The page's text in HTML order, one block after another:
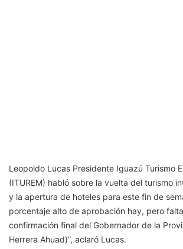
Leopoldo Lucas Presidente Iguazú Turismo
(ITUREM) habló sobre la vuelta del turismo
y la apertura de hoteles para este fin de
porcentaje alto de aprobación hay, pero
confirmación final del Gobernador de la
Herrera Ahuad)”, aclaró Lucas.